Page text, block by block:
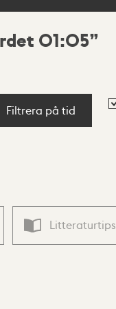
01:05
Filtrera på tid
Litteraturtips